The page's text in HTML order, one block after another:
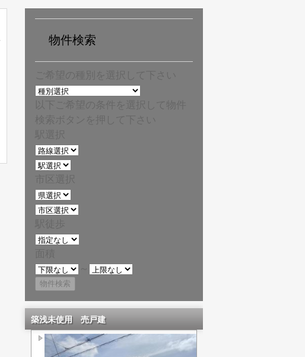
物件検索
築浅未使用 売戸建